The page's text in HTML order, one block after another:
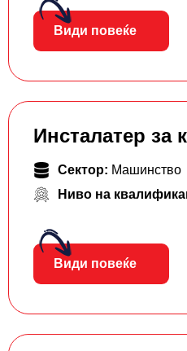
Види повеќе
Инсталатер за
Сектор: Машинство
Ниво на
Види повеќе